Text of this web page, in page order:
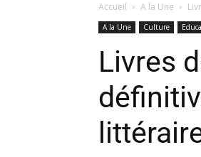
Accueil A la Une
A la Une Culture
Livres